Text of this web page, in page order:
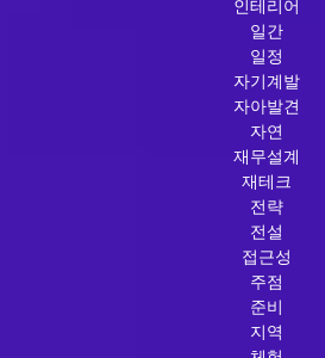
인테리어
일간
일정
자기계발
자아발견
자연
재무설계
재테크
전략
전설
접근성
주점
준비
지역